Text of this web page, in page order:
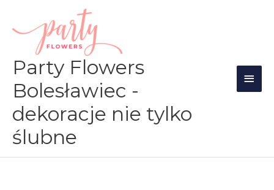
treści
Party Flowers
Bolesławiec -
dekoracje nie tylko
ślubne